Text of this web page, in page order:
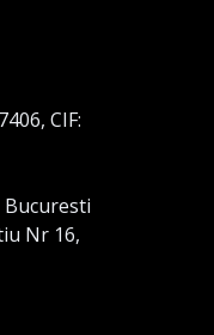
CIF:
Bucuresti
Nr 16,